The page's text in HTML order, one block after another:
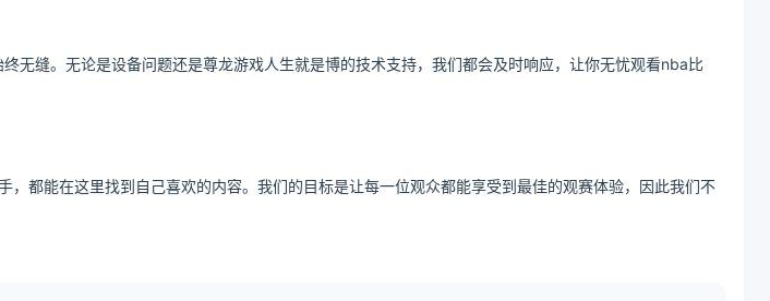
无缝。无论是设备问题还是尊龙游戏人生就是博的技术支持，我们都会及时响应，让你无忧观看nba比
都能在这里找到自己喜欢的内容。我们的目标是让每一位观众都能享受到最佳的观赛体验，因此我们不